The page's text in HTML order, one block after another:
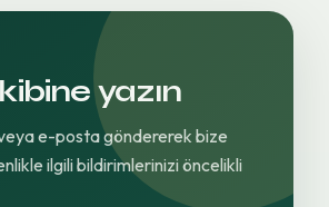
yazın
e-posta göndererek bize
ilgili bildirimlerinizi öncelikli